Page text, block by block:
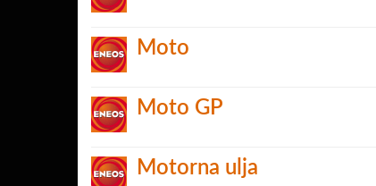
Moto
Moto GP
Motorna ulja